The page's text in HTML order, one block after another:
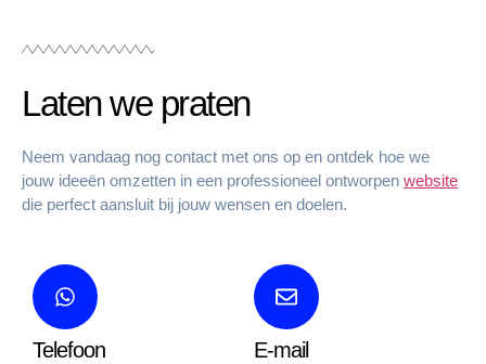
Laten we praten
Neem vandaag nog contact met ons op en ontdek hoe we
jouw ideeën omzetten in een professioneel ontworpen website
die perfect aansluit bij jouw wensen en doelen.
Telefoon E-mail